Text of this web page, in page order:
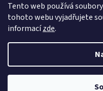
Tento web používá
tohoto webu vyjadřujete
informacízde.
PŘIHLÁSIT SE
e-